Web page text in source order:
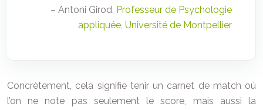
– Antoni Girod, Professeur de Psychologie
appliquée, Université de Montpellier
Concrètement, cela signifie tenir un carnet de match où
l’on ne note pas seulement le score, mais aussi la